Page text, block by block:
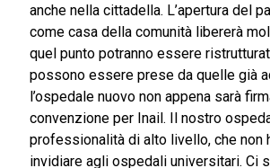
anche nella cittadella. L’apertura del
come casa della comunità libererà
quel punto potranno essere
possono essere prese da quelle già
l’ospedale nuovo non appena sarà
convenzione per Inail. Il nostro
professionalità di alto livello, che non
invidiare agli ospedali universitari. Ci